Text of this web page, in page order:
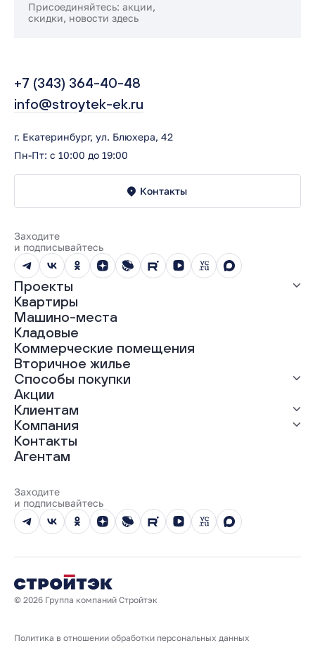
Присоединяйтесь: акции,
скидки, новости здесь
+7 (343) 364-40-48
info@stroytek-ek.ru
г. Екатеринбург, ул. Блюхера, 42
Пн-Пт: с 10:00 до 19:00
Контакты
Заходите
и подписывайтесь
Проекты
Все проекты
ЖК «Абрикос»
ЖК «Гравитация»
ЖК «Грин Гарден»
ЖК «Динамика»
ЖК «Мохито»
ЖК «Современник»
ЖК «Янтарная долина»
Квартиры
Машино-места
Кладовые
Коммерческие помещения
Вторичное жилье
Способы покупки
Выгодная ипотека
Рассрочка
Материнский капитал
Трейд-ин
100% оплата
Акции
Клиентам
Ход строительства
Документы
Выдача ключей
Компания
О нас
Карьера
Реализованные проекты
Вопросы и ответы
Новости
Юбилейный год
Контакты
Агентам
Заходите
и подписывайтесь
© 2026 Группа компаний Стройтэк
Политика в отношении обработки персональных данных